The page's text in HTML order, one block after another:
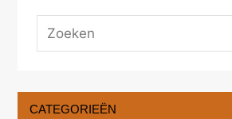
CATEGORIEËN